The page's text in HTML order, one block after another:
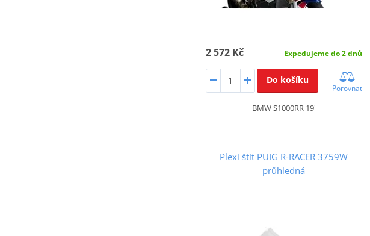
2 572 Kč Expedujeme do 2 dnů
Do košíku
Porovnat
BMW S1000RR 19'
Plexi štít PUIG R-RACER 3759W
průhledná